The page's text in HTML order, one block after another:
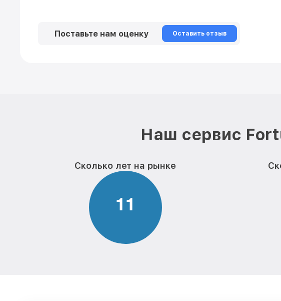
Поставьте нам оценку Оставить отзыв
Наш сервис
Сколько лет на рынке
11